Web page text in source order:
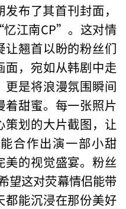
布了其首刊封面，
江南CP”。这对情
翘首以盼的粉丝们
面，宛如从韩剧中走
更是将浪漫氛围瞬间
着甜蜜。每一张照片
划的大片截图，让
合作出演一部小甜
的视觉盛宴。粉丝
望这对荧幕情侣能带
都能沉浸在那份美好